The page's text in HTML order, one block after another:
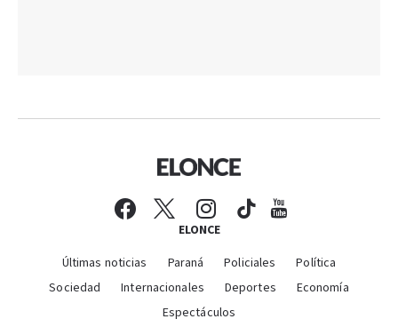
ELONCE
Últimas noticias Paraná Policiales
Política
Sociedad
Internacionales Deportes
Economía
Espectáculos